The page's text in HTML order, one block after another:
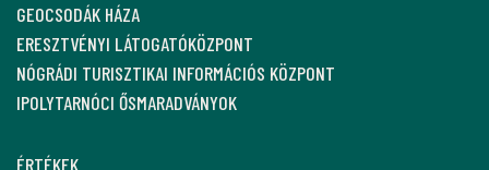
GEOCSODÁK HÁZA
ERESZTVÉNYI LÁTOGATÓKÖZPONT
NÓGRÁDI TURISZTIKAI INFORMÁCIÓS KÖZPONT
IPOLYTARNÓCI ŐSMARADVÁNYOK
ÉRTÉKEK